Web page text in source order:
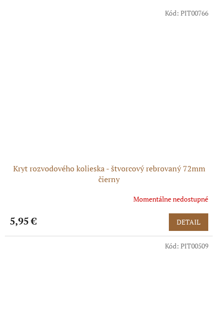
Kryt rozvodového kolieska - štvorcový rebrovaný 72mm
čierny
Momentálne nedostupné
5,95 € DETAIL
Kód: PIT00766
Kód: PIT00509